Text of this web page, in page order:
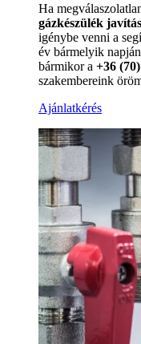
Ha
gázkészülék javítás
igénybe venni a
év bármelyik
bármikor a +36
szakembereink
Ajánlatkérés